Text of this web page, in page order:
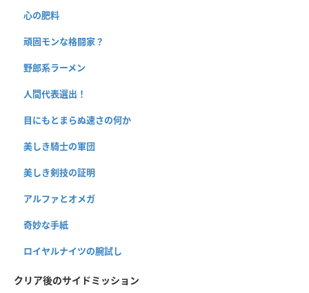
心の肥料
頑固モンな格闘家？
野郎系ラーメン
人間代表選出！
目にもとまらぬ速さの何か
美しき騎士の軍団
美しき剣技の証明
アルファとオメガ
奇妙な手紙
ロイヤルナイツの腕試し
クリア後のサイドミッション